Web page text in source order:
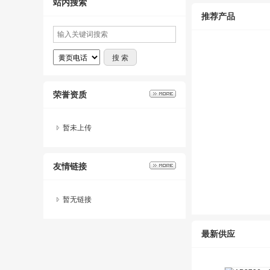
站内搜索
荣誉资质
暂未上传
友情链接
暂无链接
推荐产品
最新供应